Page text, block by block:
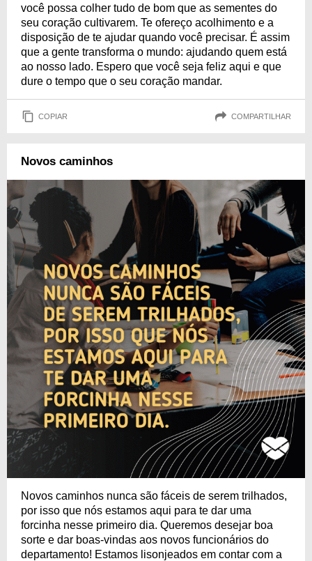
você possa colher tudo de bom que as sementes do
seu coração cultivarem. Te ofereço acolhimento e a
disposição de te ajudar quando você precisar. É assim
que a gente transforma o mundo: ajudando quem está
ao nosso lado. Espero que você seja feliz aqui e que
dure o tempo que o seu coração mandar.
COPIAR COMPARTILHAR
Novos caminhos
Novos caminhos nunca são fáceis de serem trilhados,
por isso que nós estamos aqui para te dar uma
forcinha nesse primeiro dia. Queremos desejar boa
sorte e dar boas-vindas aos novos funcionários do
departamento! Estamos lisonjeados em contar com a